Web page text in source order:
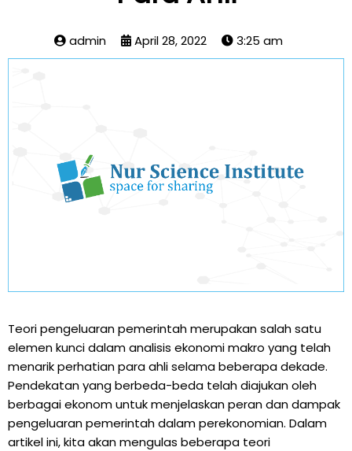
admin April 28, 2022 3:25 am
Teori pengeluaran pemerintah merupakan salah satu
elemen kunci dalam analisis ekonomi makro yang telah
menarik perhatian para ahli selama beberapa dekade.
Pendekatan yang berbeda-beda telah diajukan oleh
berbagai ekonom untuk menjelaskan peran dan dampak
pengeluaran pemerintah dalam perekonomian. Dalam
artikel ini, kita akan mengulas beberapa teori